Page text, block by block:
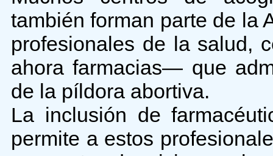
también forman parte de la
profesionales de la salud,
ahora farmacias— que
de la píldora abortiva.
La inclusión de
permite a estos